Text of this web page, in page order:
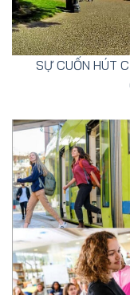
SỰ CUỐN HÚT